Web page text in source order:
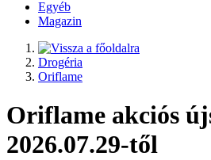
Egyéb
Magazin
Drogéria
Oriflame
Oriflame akciós
2026.07.29-től